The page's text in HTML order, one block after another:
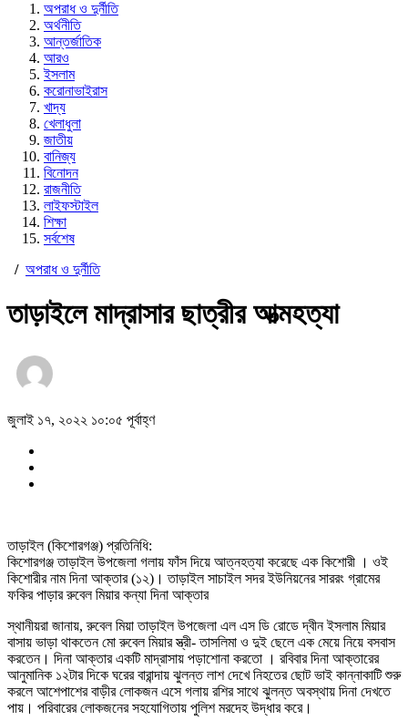
অপরাধ ও দুর্নীতি
অর্থনীতি
আন্তর্জাতিক
আরও
ইসলাম
করোনাভাইরাস
খাদ্য
খেলাধুলা
জাতীয়
বানিজ্য
বিনোদন
রাজনীতি
লাইফস্টাইল
শিক্ষা
সর্বশেষ
/ অপরাধ ও দুর্নীতি
তাড়াইলে মাদ্রাসার ছাত্রীর আত্মহত্যা
জুলাই ১৭, ২০২২ ১০:০৫ পূর্বাহ্ণ
তাড়াইল (কিশোরগঞ্জ) প্রতিনিধি:
কিশোরগঞ্জ তাড়াইল উপজেলা গলায় ফাঁস দিয়ে আত্নহত্যা করেছে এক কিশোরী । ওই
কিশোরীর নাম দিনা আক্তার (১২)। তাড়াইল সাচাইল সদর ইউনিয়নের সাররং গ্রামের
ফকির পাড়ার রুবেল মিয়ার কন্যা দিনা আক্তার
স্থানীয়রা জানায়, রুবেল মিয়া তাড়াইল উপজেলা এল এস ডি রোডে দ্বীন ইসলাম মিয়ার
বাসায় ভাড়া থাকতেন মো রুবেল মিয়ার স্ত্রী- তাসলিমা ও দুই ছেলে এক মেয়ে নিয়ে বসবাস
করতেন। দিনা আক্তার একটি মাদ্রাসায় পড়াশোনা করতো । রবিবার দিনা আক্তারের
আনুমানিক ১২টার দিকে ঘরের বারান্দায় ঝুলন্ত লাশ দেখে নিহতের ছোট ভাই কান্নাকাটি শুরু
করলে আশেপাশের বাড়ীর লোকজন এসে গলায় রশির সাথে ঝুলন্ত অবস্থায় দিনা দেখতে
পায়। পরিবারের লোকজনের সহযোগিতায় পুলিশ মরদেহ উদ্ধার করে।